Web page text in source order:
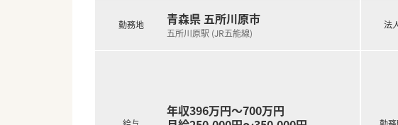
勤務地 青森県 五所川原市
五所川原駅 (JR五能線)
年収396万円～700万円
法